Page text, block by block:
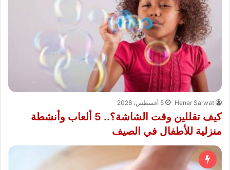
Henar Sarwat 5 أغسطس، 2026
كيف تقللين وقت الشاشة؟.. 5 ألعاب وأنشطة
منزلية للأطفال في الصيف